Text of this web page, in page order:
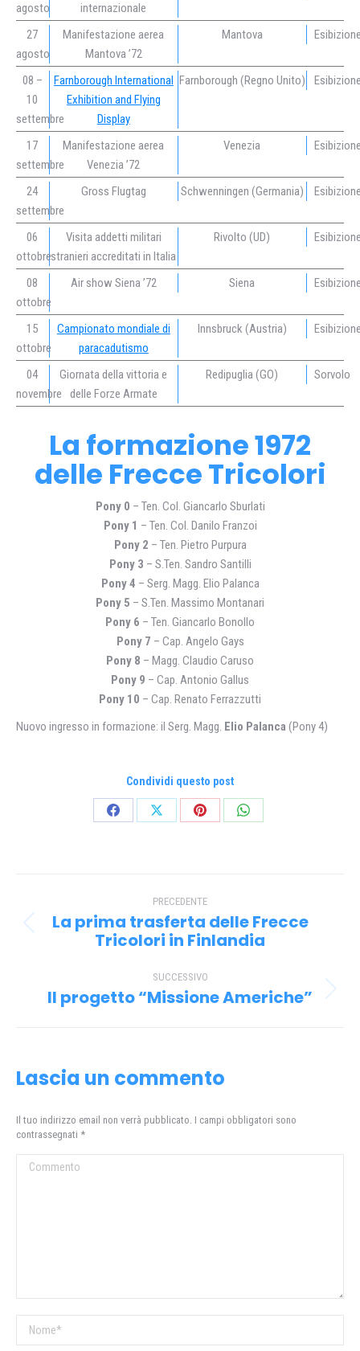
agosto
internazionale
27
agosto
Manifestazione aerea
Mantova ’72
Mantova
08 –
10
settembre
Farnborough International
Exhibition and Flying
Display
Farnborough (Regno Unito)
17
settembre
Manifestazione aerea
Venezia ’72
Venezia
24
settembre
Gross Flugtag Schwenningen (Germania)
06
ottobre
Visita addetti militari
stranieri accreditati in Italia
Rivolto (UD)
08
ottobre
Air show Siena ’72 Siena
15
ottobre
Campionato mondiale di
paracadutismo
Innsbruck (Austria)
04
novembre
Giornata della vittoria e
delle Forze Armate
Redipuglia (GO) Sorvolo
La formazione 1972
delle Frecce Tricolori
Pony 0 – Ten. Col. Giancarlo Sburlati
Pony 1 – Ten. Col. Danilo Franzoi
Pony 2 – Ten. Pietro Purpura
Pony 3 – S.Ten. Sandro Santilli
Pony 4 – Serg. Magg. Elio Palanca
Pony 5 – S.Ten. Massimo Montanari
Pony 6 – Ten. Giancarlo Bonollo
Pony 7 – Cap. Angelo Gays
Pony 8 – Magg. Claudio Caruso
Pony 9 – Cap. Antonio Gallus
Pony 10 – Cap. Renato Ferrazzutti
Nuovo ingresso in formazione: il Serg. Magg. Elio Palanca (Pony 4)
Condividi questo post
CondividiCondividiCondividiCondividi
tra PRECEDENTE
Post
precedente:
La prima trasferta delle Frecce
Tricolori in Finlandia
SUCCESSIVO
Prossimo
Il progetto “Missione Americhe”
Lascia un commento
Il tuo indirizzo email non verrà pubblicato. I campi obbligatori sono
contrassegnati *
Commento
Nome *